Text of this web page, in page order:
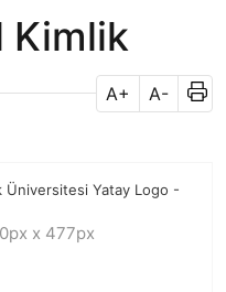
Kimlik
A+ A-
Üniversitesi Yatay Logo -
x 477px